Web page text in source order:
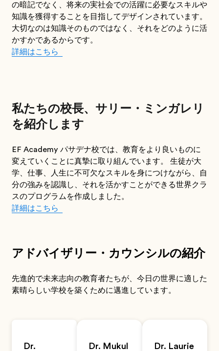
の暗記でなく、将来の実社会での活躍に必要なスキルや
知識を獲得することを目指してデザインされています。
大切なのは知識そのものではなく、それをどのように活
かすかであるからです。
詳細はこちら
私たちの校長、サリー・ミンガレリ
を紹介します
EF Academy パサデナ校では、教育をより良いものに
変えていくことに真摯に取り組んでいます。 生徒が大
学、仕事、人生に不可欠なスキルを身につけながら、自
分の強みを認識し、それを活かすことができる世界クラ
スのプログラムを作成しました。
詳細はこちら
アドバイザリー・カウンシルの紹介
先進的で未来志向の教育者たちが、今日の世界に適した
素晴らしい学校を築くために邁進しています。
Dr. Dr. Mukul Dr. Laurie